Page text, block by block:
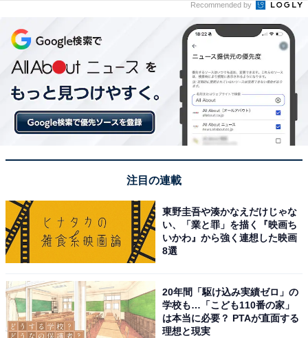
Recommended by
注目の連載
東野圭吾や湊かなえだけじゃな
い、「業と罪」を描く『映画ち
いかわ』から強く連想した映画
8選
20年間「駆け込み実績ゼロ」の
学校も…「こども110番の家」
は本当に必要？ PTAが直面する
理想と現実